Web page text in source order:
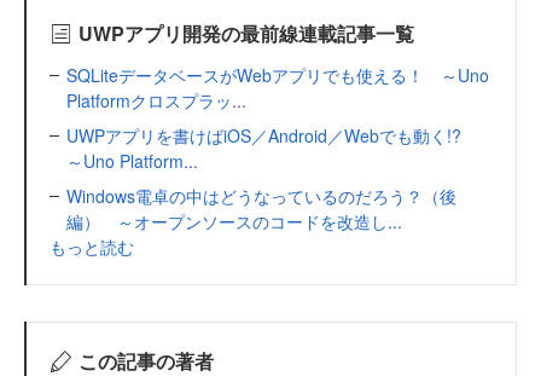
UWPアプリ開発の最前線連載記事一覧
SQLiteデータベースがWebアプリでも使える！ ～Uno
Platformクロスプラッ...
UWPアプリを書けばiOS／Android／Webでも動く!?
～Uno Platform...
Windows電卓の中はどうなっているのだろう？（後
編） ～オープンソースのコードを改造し...
もっと読む
この記事の著者